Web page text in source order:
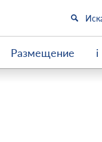
Размещение i